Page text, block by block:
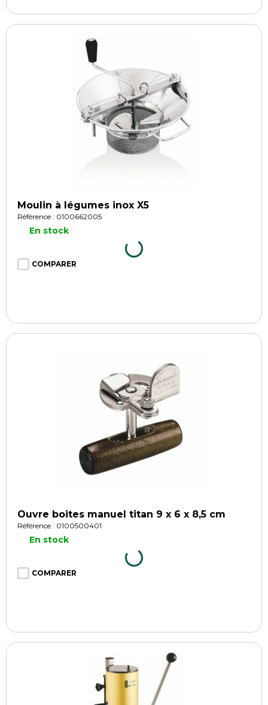
Moulin à légumes inox X5
Référence : 0100662005
En stock
COMPARER
Ouvre boites manuel titan 9 x 6 x 8,5 cm
Référence : 0100500401
En stock
COMPARER